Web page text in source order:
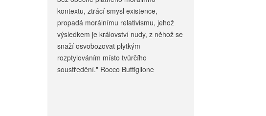
kontextu, ztrácí smysl existence,
propadá morálnímu relativismu, jehož
výsledkem je království nudy, z něhož se
snaží osvobozovat plytkým
rozptylováním místo tvůrčího
soustředění." Rocco Buttiglione